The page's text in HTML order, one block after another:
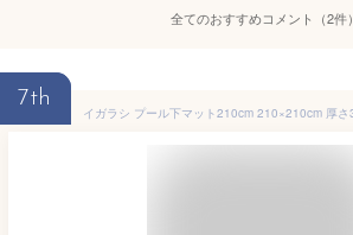
全てのおすすめコメント（2件）
7th